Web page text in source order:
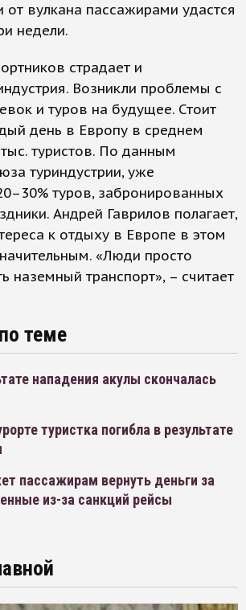
вулкана пассажирами удастся
недели.
страдает и
Возникли проблемы с
и туров на будущее. Стоит
день в Европу в среднем
туристов. По данным
туриндустрии, уже
туров, забронированных
Андрей Гаврилов полагает,
к отдыху в Европе в этом
«Люди просто
наземный транспорт», – считает
теме
нападения акулы скончалась
туристка погибла в результате
пассажирам вернуть деньги за
из-за санкций рейсы